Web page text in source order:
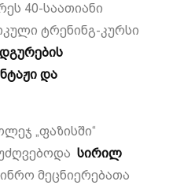
40-საათიანი
ტრენინგ-კურსი
და
„ფაზისში“
სირილ
მეცნიერებათა